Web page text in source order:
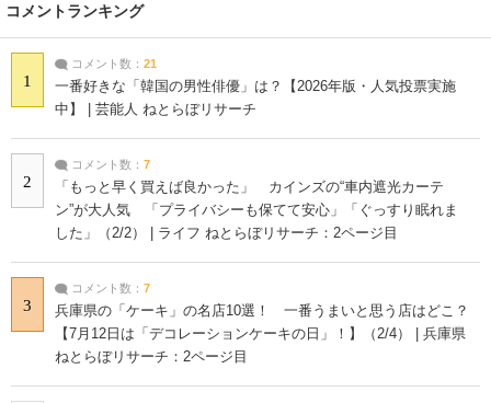
コメントランキング
1
コメント数： 21
一番好きな「韓国の男性俳優」は？【2026年版・人気投票実施
中】 | 芸能人 ねとらぼリサーチ
2
コメント数： 7
「もっと早く買えば良かった」 カインズの“車内遮光カーテ
ン”が大人気 「プライバシーも保てて安心」「ぐっすり眠れま
した」（2/2） | ライフ ねとらぼリサーチ：2ページ目
3
コメント数： 7
兵庫県の「ケーキ」の名店10選！ 一番うまいと思う店はどこ？
【7月12日は「デコレーションケーキの日」！】（2/4） | 兵庫県
ねとらぼリサーチ：2ページ目